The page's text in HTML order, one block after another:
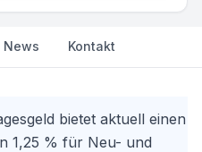
News Kontakt
bietet aktuell einen
1,25 % für Neu- und